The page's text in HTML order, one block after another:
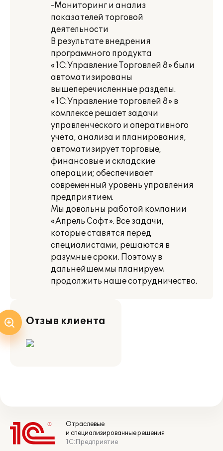
-Мониторинг и анализ
показателей торговой
деятельности
В результате внедрения
программного продукта
«1С:Управление Торговлей 8» были
автоматизированы
вышеперечисленные разделы.
«1С:Управление торговлей 8» в
комплексе решает задачи
управленческого и оперативного
учета, анализа и планирования,
автоматизирует торговые,
финансовые и складские
операции; обеспечивает
современный уровень управления
предприятием.
Мы довольны работой компании
«Апрель Софт». Все задачи,
которые ставятся пе­ред
специалистами, решаются в
разумные сроки. Поэтому в
дальнейшем мы плани­руем
продолжить наше сотрудничество.
Отзыв клиента
Отраслевые
и специализированные решения
1С:Предприятие